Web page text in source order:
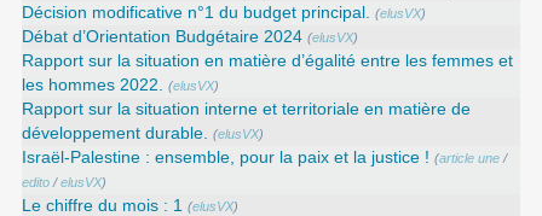
Décision modificative n°1 du budget principal. (elusVX)
Débat d’Orientation Budgétaire 2024 (elusVX)
Rapport sur la situation en matière d’égalité entre les femmes et
les hommes 2022. (elusVX)
Rapport sur la situation interne et territoriale en matière de
développement durable. (elusVX)
Israël-Palestine : ensemble, pour la paix et la justice ! (article une /
edito /elusVX)
Le chiffre du mois : 1 (elusVX)